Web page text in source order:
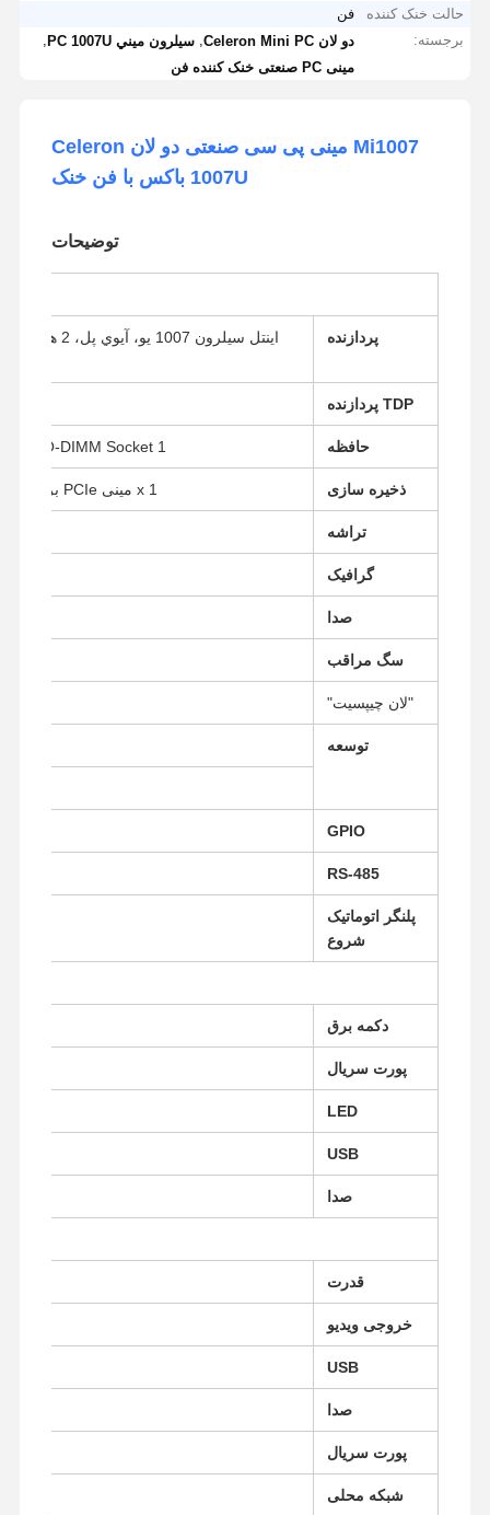
کنترل کیفیت
فایروال مینی پی سی
مینی کامپیوتر صنعتی
حالت خنک کننده
فن
برجسته:
دو لان Celeron Mini PC ,سيلرون ميني PC 1007U
مینی PC صنعتی خنک کننده فن
Mi1007 مینی پی سی صنعتی دو لان Celeron
1007U باکس با فن خنک
توضیحات
پردازنده
TDP پردازنده
حافظه 1 x DDR3L SO-DIMM Socket ((تا 8G، 1333/1600MHz)
ذخیره سازی 1 x مینی PCIe برای SSD mSATA، 1 x 2.5 "HDD / SSD
تراشه
گرافیک
صدا
سگ مراقب
"لان چیپسیت"
توسعه
GPIO
RS-485
پلنگر اتوماتیک
شروع
دکمه برق
پورت سریال
LED
USB
صدا
قدرت
خروجی ویدیو
USB
صدا
پورت سریال
شبکه محلی